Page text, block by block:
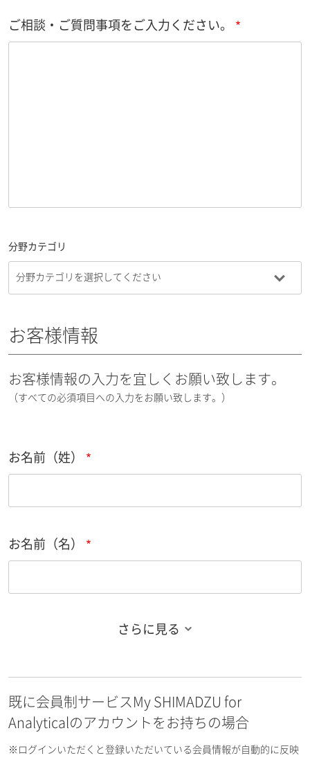
ご相談・ご質問事項をご入力ください。
分野カテゴリ
お客様情報
お客様情報の入力を宜しくお願い致します。
（すべての必須項目への入力をお願い致します。）
お名前（姓）
お名前（名）
お名前フリガナ（名）
さらに見る
既に会員制サービスMy SHIMADZU for
Analyticalのアカウントをお持ちの場合
※ログインいただくと登録いただいている会員情報が自動的に反映